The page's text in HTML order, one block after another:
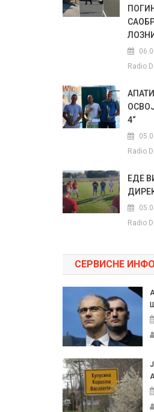
Radio
4“
Radio
ЕДЕ
Radio
СЕРВИСНЕ